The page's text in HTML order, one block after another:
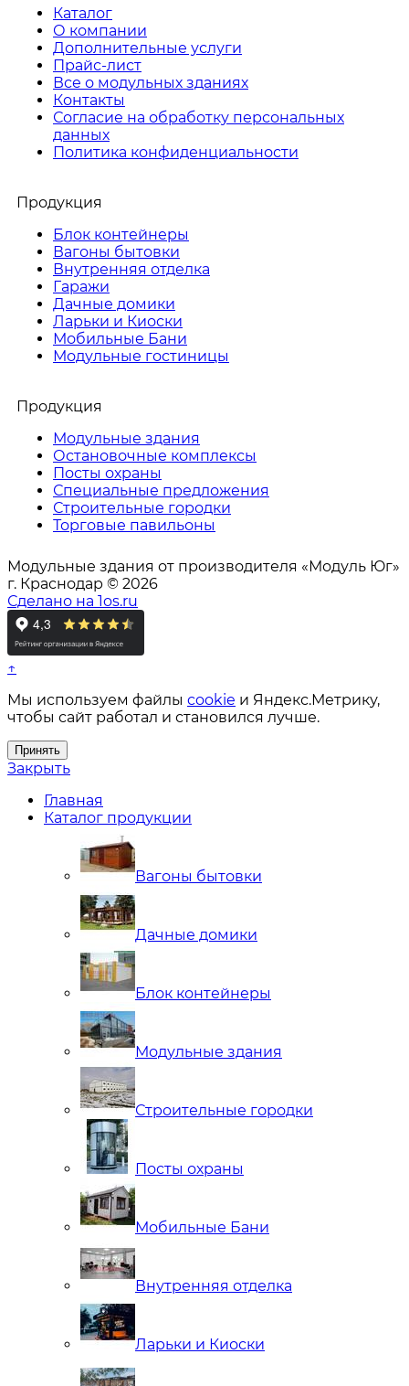
Каталог
О компании
Дополнительные услуги
Прайс-лист
Все о модульных зданиях
Контакты
Согласие на обработку персональных
данных
Политика конфиденциальности
Продукция
Блок контейнеры
Вагоны бытовки
Внутренняя отделка
Гаражи
Дачные домики
Ларьки и Киоски
Мобильные Бани
Модульные гостиницы
Продукция
Модульные здания
Остановочные комплексы
Посты охраны
Специальные предложения
Строительные городки
Торговые павильоны
Модульные здания от производителя «Модуль Юг»
г. Краснодар © 2026
Сделано на 1os.ru
↑
Мы используем файлы cookie и Яндекс.Метрику,
чтобы сайт работал и становился лучше.
Принять
Закрыть
Главная
Каталог продукции
Вагоны бытовки
Дачные домики
Блок контейнеры
Модульные здания
Строительные городки
Посты охраны
Мобильные Бани
Внутренняя отделка
Ларьки и Киоски